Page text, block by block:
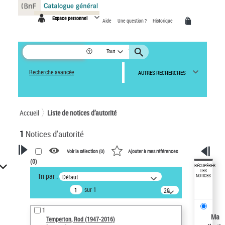
Espace personnel Aide Une question ? Historique
Tout
Recherche avancée AUTRES RECHERCHES
Accueil Liste de notices d’autorité
1 Notices d'autorité
VOTRE RECHERCHE
Recherche avancée dans les
notices d’autorité
Œuvres liées à l'auteur :
Temperton, Rod (1947-2016)
Voir la sélection (0) Ajouter à mes références
(0)
Tri par : Défaut
sur 1
20
résultats/page
1
Temperton, Rod (1947-2016)
RÉCUPÉRER
LES
NOTICES
Ma
Panneau de gestion des cookies